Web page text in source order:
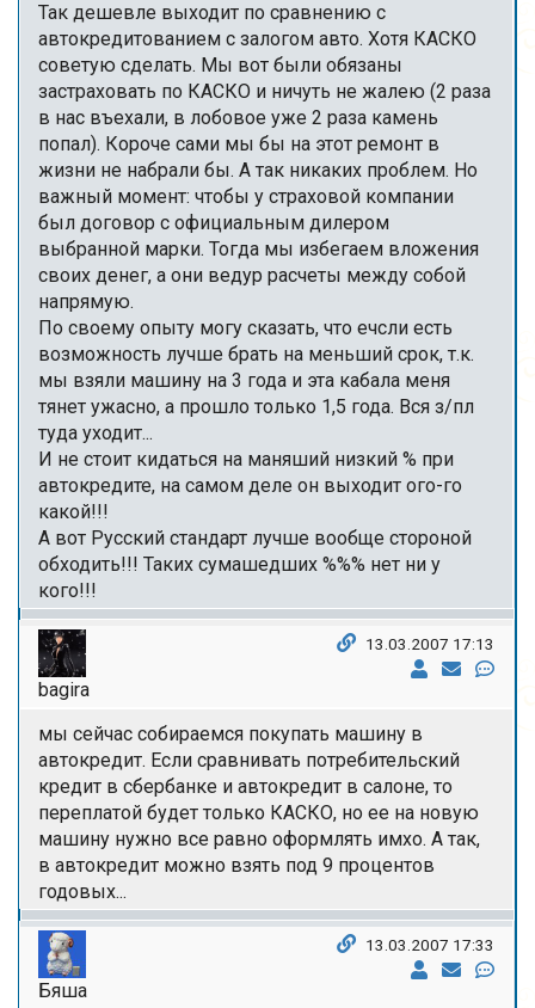
Так дешевле выходит по сравнению с
автокредитованием с залогом авто. Хотя КАСКО
советую сделать. Мы вот были обязаны
застраховать по КАСКО и ничуть не жалею (2 раза
в нас въехали, в лобовое уже 2 раза камень
попал). Короче сами мы бы на этот ремонт в
жизни не набрали бы. А так никаких проблем. Но
важный момент: чтобы у страховой компании
был договор с официальным дилером
выбранной марки. Тогда мы избегаем вложения
своих денег, а они ведур расчеты между собой
напрямую.
По своему опыту могу сказать, что ечсли есть
возможность лучше брать на меньший срок, т.к.
мы взяли машину на 3 года и эта кабала меня
тянет ужасно, а прошло только 1,5 года. Вся з/пл
туда уходит...
И не стоит кидаться на маняший низкий % при
автокредите, на самом деле он выходит ого-го
какой!!!
А вот Русский стандарт лучше вообще стороной
обходить!!! Таких сумашедших %%% нет ни у
кого!!!
bagira
13.03.2007 17:13
мы сейчас собираемся покупать машину в
автокредит. Если сравнивать потребительский
кредит в сбербанке и автокредит в салоне, то
переплатой будет только КАСКО, но ее на новую
машину нужно все равно оформлять имхо. А так,
в автокредит можно взять под 9 процентов
годовых...
Бяша
13.03.2007 17:33